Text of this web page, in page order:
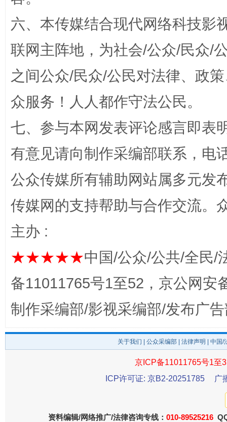
完善运行机制助力责任有效落实 一纸欠
千年窑火 生生不息 一
六、本传媒结合现代网络科技影
联网主阵地，为社会/公众/民众/
之间公众/民众/公民对法律、政
众服务！人人都作守法公民。
七、参与本网发表评论感言即表
有意见请向制作采编部联系，电
公众传媒所有辅助网站属多元发
传媒网的支持帮助与合作交流。
主办 :
★★★★★中国/公众/公共/全民/
备11011765号1至52，京公网安
制作采编部/影视采编部/发布广
关于我们 公众采编部 法律声明 | 中国
京ICP备11011765号1至
ICP许可证: 京B2-20251785
广
资料编辑/网络推广/法律咨询专线： 010-89525216